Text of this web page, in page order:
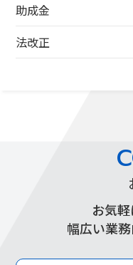
助成金
法改正
お気
幅広い業務